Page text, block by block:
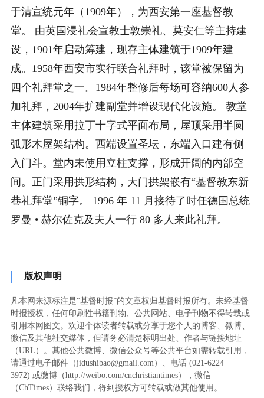
于清宣统元年（1909年），为西安第一座基督教
堂。 由英国浸礼会宣教士敦崇礼、莫安仁等主持建
设，1901年启动筹建，现存主体建筑于1909年建
成。1958年西安市实行联合礼拜时，该堂被保留为
四个礼拜堂之一。1984年整修后每场可容纳600人参
加礼拜，2004年扩建副堂并增设现代化设施。 教堂
主体建筑采用拉丁十字式平面布局，屋顶采用半圆
弧形木屋架结构。西端设置圣坛，东端入口建有侧
入门斗。堂内未使用立柱支撑，形成开阔的内部空
间。正门采用拱形结构，大门拱架嵌有“基督教东新
巷礼拜堂”铜字。 1996 年 11 月接待了时任德国总统
罗曼 • 赫尔佐克及夫人一行 80 多人来此礼拜。
版权声明
凡本网来源标注是“基督时报”的文章权归基督时报所有。未经基督
时报授权，任何印刷性书籍刊物、公共网站、电子刊物不得转载或
引用本网图文。欢迎个体读者转载或分享于您个人的博客、微博、
微信及其他社交媒体，但请务必清楚标明出处、作者与链接地址
（URL）。其他公共微博、微信公众号等公共平台如需转载引用，
请通过电子邮件（jidushibao@gmail.com）、电话 (021-6224
3972) ‬或微博（http://weibo.com/cnchristiantimes），微信
（ChTimes）联络我们，得到授权方可转载或做其他使用。